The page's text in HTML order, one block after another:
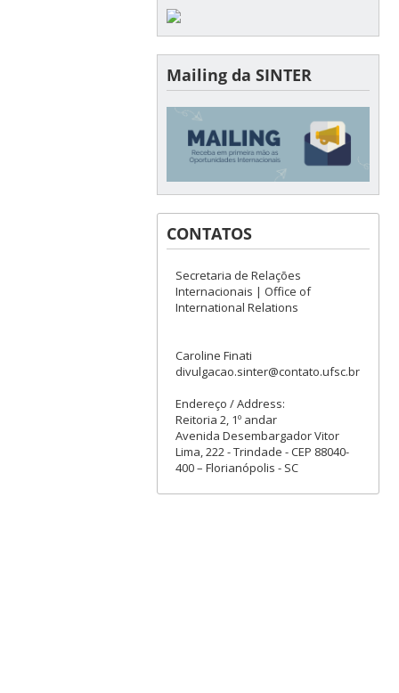
Mailing da SINTER
CONTATOS
Secretaria de Relações
Internacionais | Office of
International Relations
Caroline Finati
divulgacao.sinter@contato.ufsc.br
Endereço / Address:
Reitoria 2, 1º andar
Avenida Desembargador Vitor
Lima, 222 - Trindade - CEP 88040-
400 – Florianópolis - SC